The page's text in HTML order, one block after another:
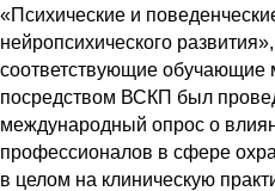
«Психические и
нейропсихического
соответствующие обучающие
посредством ВСКП был
международный опрос о
профессионалов в сфере
в целом на клиническую